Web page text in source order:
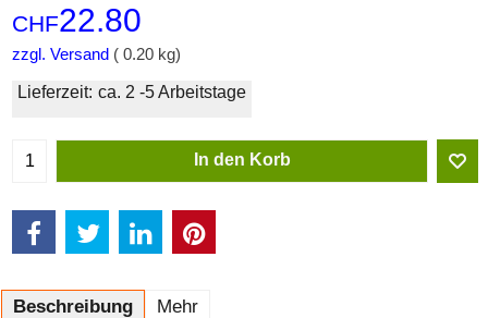
CHF22.80
zzgl. Versand 0.20 kg
Lieferzeit: ca. 2 -5 Arbeitstage
In den Korb
Beschreibung Mehr